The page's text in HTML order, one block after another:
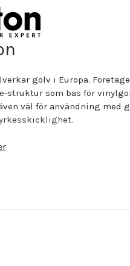
golv i Europa.
struktur som bas för
väl för användning med